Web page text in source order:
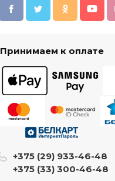
Принимаем к оплате
+375 (29) 933-46-48
+375 (33) 300-46-48